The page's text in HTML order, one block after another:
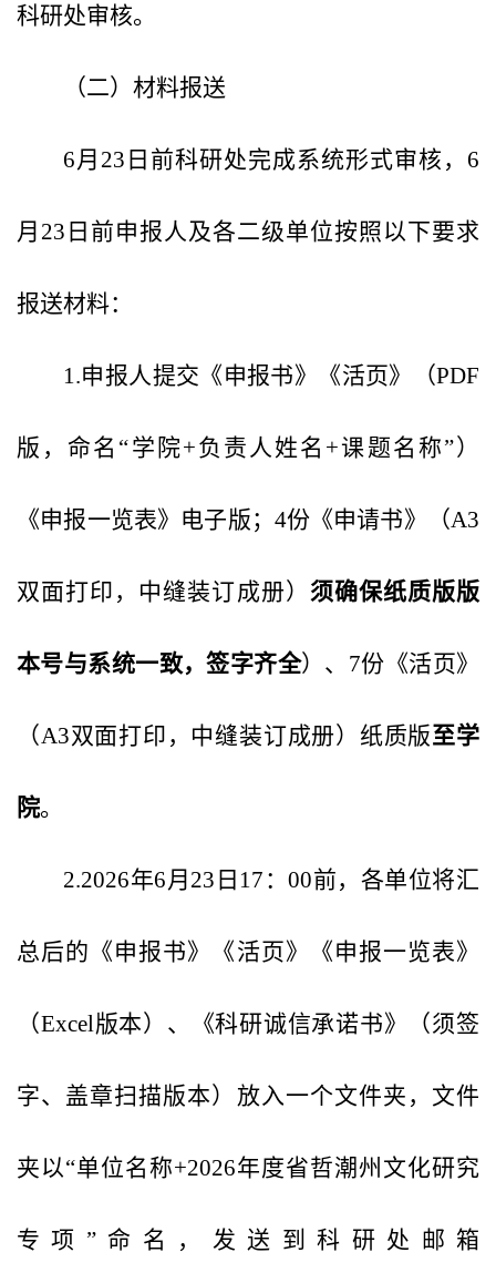
科研处审核。
（二）材料报送
6月23日前科研处完成系统形式审核，6
月23日前申报人及各二级单位按照以下要求
报送材料：
1.申报人提交《申报书》《活页》（PDF
版，命名“学院+负责人姓名+课题名称”）
《申报一览表》电子版；4份《申请书》（A3
双面打印，中缝装订成册） 须确保纸质版版
本号与系统一致，签字齐全）、7份《活页》
（A3双面打印，中缝装订成册）纸质版至学
院。
2.2026年6月23日17：00前，各单位将汇
总后的《申报书》《活页》《申报一览表》
（Excel版本）、《科研诚信承诺书》（须签
字、盖章扫描版本）放入一个文件夹，文件
夹以“单位名称+2026年度省哲潮州文化研究
专项”命名，发送到科研处邮箱